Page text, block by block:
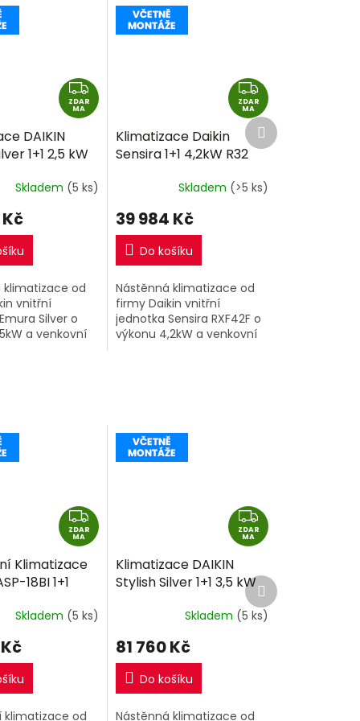
Z
D
A
ZDAR
MA
Klimatizace
18BI 1+1
Skladem (5 ks)
klimatizace od
Z
D
R
M
A
ZDAR
MA
Klimatizace DAIKIN
Stylish Silver 1+1 3,5 kW
R32 včetně montáže
Skladem (5 ks)
81 760 Kč
Do košíku
Nástěnná klimatizace od
Další
produkt
Z
D
R
A
ZDAR
MA
DAIKIN
1+1 2,5 kW
Skladem (5 ks)
klimatizace od
vnitřní
Silver o
a venkovní
Z
D
A
R
A
ZDAR
MA
Klimatizace Daikin
Sensira 1+1 4,2kW R32
Skladem (>5 ks)
39 984 Kč
Do košíku
Nástěnná klimatizace od
firmy Daikin vnitřní
jednotka Sensira RXF42F o
výkonu 4,2kW a venkovní
Další
produkt